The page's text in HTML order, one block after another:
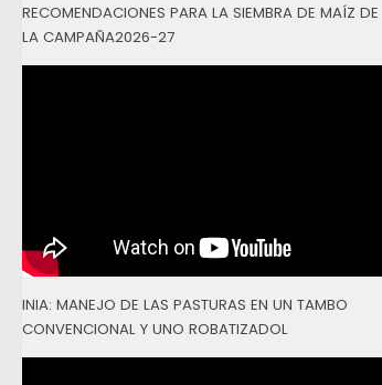
RECOMENDACIONES PARA LA SIEMBRA DE MAÍZ DE
LA CAMPAÑA2026-27
INIA: MANEJO DE LAS PASTURAS EN UN TAMBO
CONVENCIONAL Y UNO ROBATIZADOL